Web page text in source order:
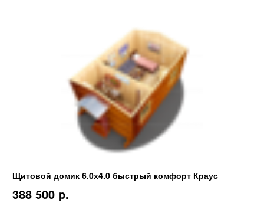
Щитовой домик 6.0х4.0 быстрый комфорт Краус
388 500 p.